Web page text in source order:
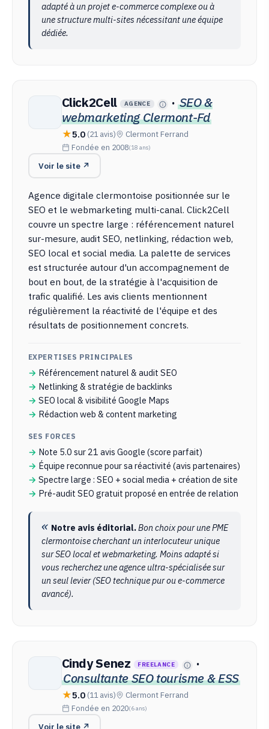
adapté à un projet e-commerce complexe ou à
une structure multi-sites nécessitant une équipe
dédiée.
Click2Cell AGENCE ·SEO &
webmarketing Clermont-Fd
5.0 (21 avis) Clermont Ferrand
Fondée en 2008(18 ans)
Voir le site ↗
Agence digitale clermontoise positionnée sur le
SEO et le webmarketing multi-canal. Click2Cell
couvre un spectre large : référencement naturel
sur-mesure, audit SEO, netlinking, rédaction web,
SEO local et social media. La palette de services
est structurée autour d'un accompagnement de
bout en bout, de la stratégie à l'acquisition de
trafic qualifié. Les avis clients mentionnent
régulièrement la réactivité de l'équipe et des
résultats de positionnement concrets.
EXPERTISES PRINCIPALES
Référencement naturel & audit SEO
Netlinking & stratégie de backlinks
SEO local & visibilité Google Maps
Rédaction web & content marketing
SES FORCES
Note 5.0 sur 21 avis Google (score parfait)
Équipe reconnue pour sa réactivité (avis partenaires)
Spectre large : SEO + social media + création de site
Pré-audit SEO gratuit proposé en entrée de relation
Notre avis éditorial.Bon choix pour une PME
clermontoise cherchant un interlocuteur unique
sur SEO local et webmarketing. Moins adapté si
vous recherchez une agence ultra-spécialisée sur
un seul levier (SEO technique pur ou e-commerce
avancé).
Cindy Senez FREELANCE
·
Consultante SEO tourisme & ESS
5.0 (11 avis) Clermont Ferrand
Fondée en 2020(6 ans)
Voir le site ↗